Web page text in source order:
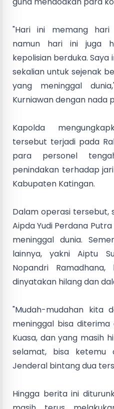
"Hari ini memang hari
namun hari ini juga
kepolisian berduka. Saya
sekalian untuk sejenak
yang meninggal
Kurniawan dengan nada
Kapolda
tersebut terjadi pada
para personel
penindakan terhadap
Kabupaten Katingan.
Dalam operasi tersebut,
Aipda Yudi Perdana
meninggal dunia.
lainnya, yakni Aiptu
Nopandri
dinyatakan hilang dan
"Mudah-mudahan kita
meninggal bisa diterima
Kuasa, dan yang masih
selamat, bisa ketemu
Jenderal bintang dua
Hingga berita ini